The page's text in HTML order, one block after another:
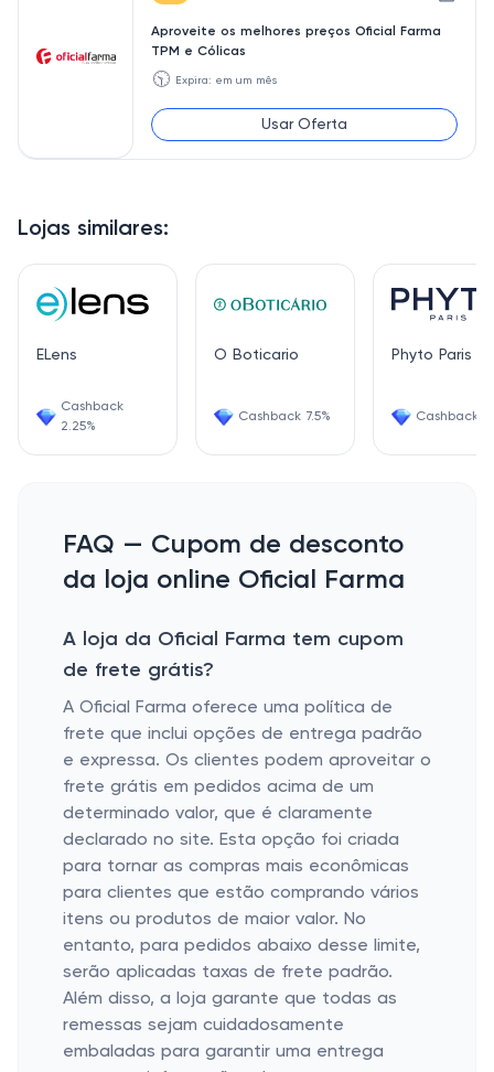
Lojas similares:
ELens
Cashback
2.25%
O Boticario
Cashback 7.5%
Phyto Paris
Cashback
Aproveite os melhores preços Oficial Farma
TPM e Cólicas
🕥 Expira: em um mês
Usar Oferta
FAQ — Cupom de desconto
da loja online Oficial Farma
A loja da Oficial Farma tem cupom
de frete grátis?
A Oficial Farma oferece uma política de
frete que inclui opções de entrega padrão
e expressa. Os clientes podem aproveitar o
frete grátis em pedidos acima de um
determinado valor, que é claramente
declarado no site. Esta opção foi criada
para tornar as compras mais econômicas
para clientes que estão comprando vários
itens ou produtos de maior valor. No
entanto, para pedidos abaixo desse limite,
serão aplicadas taxas de frete padrão.
Além disso, a loja garante que todas as
remessas sejam cuidadosamente
embaladas para garantir uma entrega